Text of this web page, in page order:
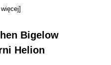
Bigelow
Helion